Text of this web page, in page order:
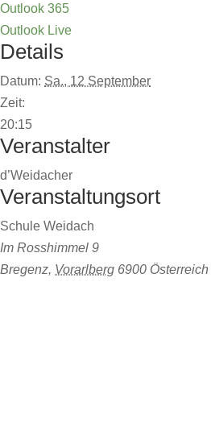
Outlook 365
Outlook Live
Details
Datum: Sa., 12 September
Zeit:
20:15
Veranstalter
d’Weidacher
Veranstaltungsort
Schule Weidach
Im Rosshimmel 9
Bregenz, Vorarlberg 6900 Österreich